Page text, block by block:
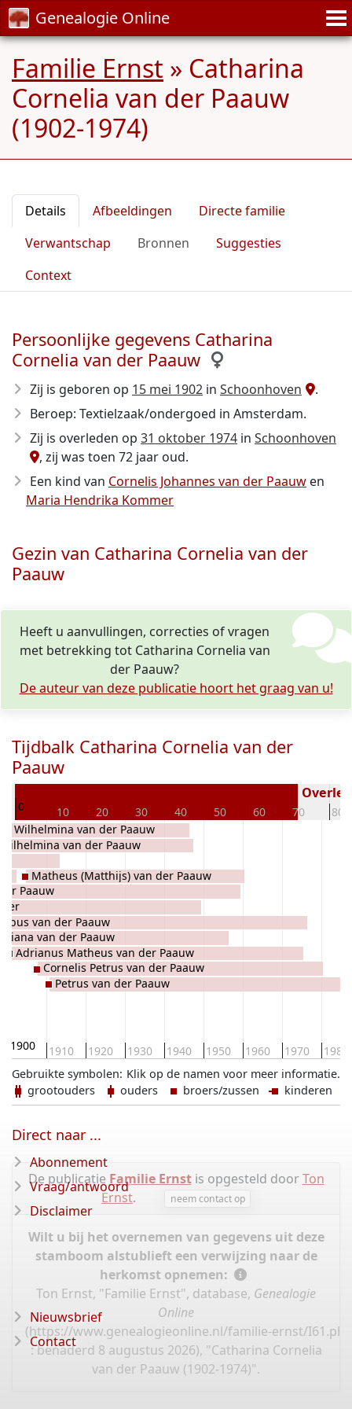
Genealogie Online
Familie Ernst » Catharina
Cornelia van der Paauw
(1902-1974)
Details Afbeeldingen
Directe familie
Verwantschap
Bronnen
Suggesties
Context
Persoonlijke gegevens Catharina
Cornelia van der Paauw
Zij is geboren op 15 mei 1902 in Schoonhoven
.
Beroep: Textielzaak/ondergoed in Amsterdam.
Zij is overleden op 31 oktober 1974 in Schoonhoven
, zij was toen 72 jaar oud.
Een kind van Cornelis Johannes van der Paauw en
Maria Hendrika Kommer
Gezin van Catharina Cornelia van der
Paauw
Heeft u aanvullingen, correcties of vragen
met betrekking tot Catharina Cornelia van
der Paauw?
De auteur van deze publicatie hoort het graag van u!
Tijdbalk Catharina Cornelia van der
Paauw
0 10 20 30 40 50 60 70 80
1900 1910 1920 1930 1940 1950 1960 1970 1980
Paauw
Wilhelmina van der Paauw
van der Paauw
van der Paauw
Wilhelmina van der Paauw
Adrianus Matheus van der Paauw
Matheus (Matthijs) van der Paauw
Cornelis Petrus van der Paauw
Petrus van der Paauw
Klik op de namen voor meer informatie.
Gebruikte symbolen:
grootouders
ouders broers/zussen kinderen
De publicatie Familie Ernstis opgesteld doorTon
Ernst. neem contact op
Wilt u bij het overnemen van gegevens uit deze
stamboom alstublieft een verwijzing naar de
herkomst opnemen:
Ton Ernst, "Familie Ernst", database, Genealogie
Online
(https://www.genealogieonline.nl/familie-ernst/I61.php
: benaderd 8 augustus 2026), "Catharina Cornelia
van der Paauw (1902-1974)".
Direct naar ...
Abonnement
Vraag/antwoord
Disclaimer
Nieuwsbrief
Contact